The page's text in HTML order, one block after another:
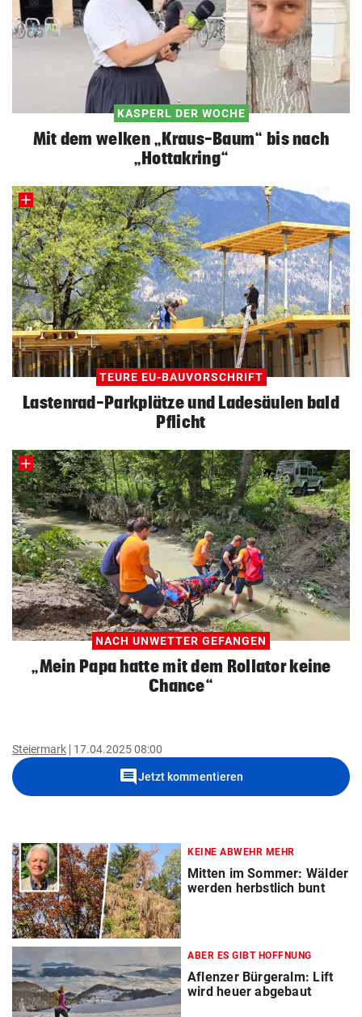
KASPERL DER WOCHE
Mit dem welken „Kraus-Baum“ bis nach
„Hottakring“
TEURE EU-BAUVORSCHRIFT
Lastenrad-Parkplätze und Ladesäulen bald
Pflicht
NACH UNWETTER GEFANGEN
„Mein Papa hatte mit dem Rollator keine
Chance“
Steiermark 17.04.2025 08:00
commentJetzt kommentieren
KEINE ABWEHR MEHR
Mitten im Sommer: Wälder
werden herbstlich bunt
ABER ES GIBT HOFFNUNG
Aflenzer Bürgeralm: Lift
wird heuer abgebaut